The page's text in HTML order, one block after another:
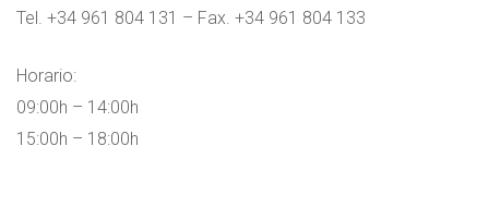
Tel. +34 961 804 131 – Fax. +34 961 804 133
Horario:
09:00h – 14:00h
15:00h – 18:00h